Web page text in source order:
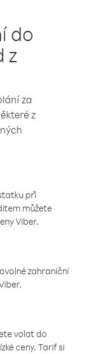
do
z
za
z
při
můžete
Viber.
zahraniční
volat do
ceny. Tarif si